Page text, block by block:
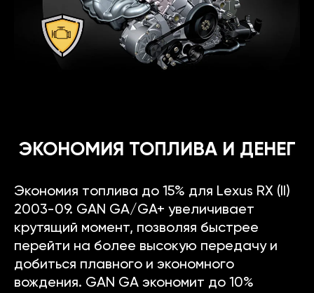
ЭКОНОМИЯ ТОПЛИВА И ДЕНЕГ
Экономия топлива до 15% для Lexus RX (II)
2003-09. GAN GA/GA+ увеличивает
крутящий момент, позволяя быстрее
перейти на более высокую передачу и
добиться плавного и экономного
вождения. GAN GA экономит до 10%